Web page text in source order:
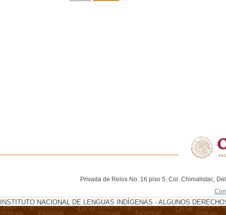
Privada de Relox No. 16 piso 5, Col. Chimalistac,
INSTITUTO NACIONAL DE LENGUAS INDÍGENAS - ALGUNOS